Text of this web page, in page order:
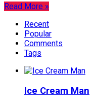
Read More »
Recent
Popular
Comments
Tags
Ice Cream Man